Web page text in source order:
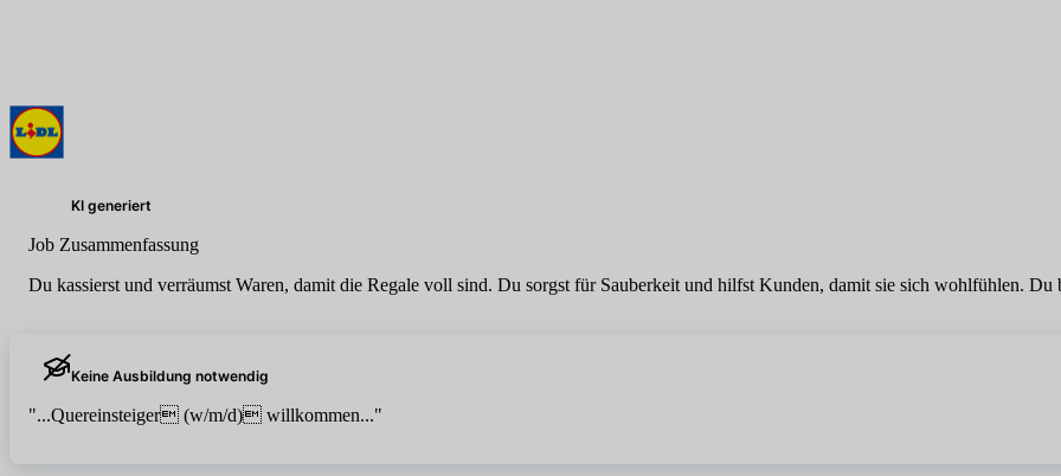
KI generiert
Job Zusammenfassung
Du kassierst und verräumst Waren, damit die Regale voll sind. Du sorgst für Sauberkeit und hilfst Kunden, damit sie sich wohlfühlen. Du
Keine Ausbildung notwendig
"...Quereinsteiger (w/m/d) willkommen..."